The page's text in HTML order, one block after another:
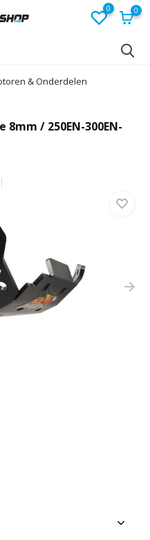
0 0
& Onderdelen
8mm / 250EN-300EN-